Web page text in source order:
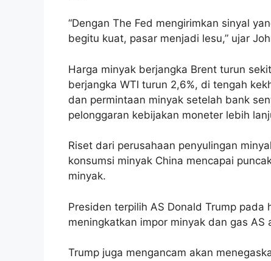
“Dengan The Fed mengirimkan sinyal
begitu kuat, pasar menjadi lesu,” ujar
Harga minyak berjangka Brent turun
berjangka WTI turun 2,6%, di tengah
dan permintaan minyak setelah bank
pelonggaran kebijakan moneter lebih
Riset dari perusahaan penyulingan
konsumsi minyak China mencapai
minyak.
Presiden terpilih AS Donald Trump
meningkatkan impor minyak dan gas
Trump juga mengancam akan